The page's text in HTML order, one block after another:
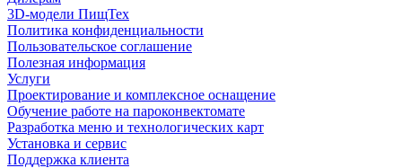
3D-модели ПищТех
Политика конфиденциальности
Пользовательское соглашение
Полезная информация
Услуги
Проектирование и комплексное оснащение
Обучение работе на пароконвектомате
Разработка меню и технологических карт
Установка и сервис
Поддержка клиента